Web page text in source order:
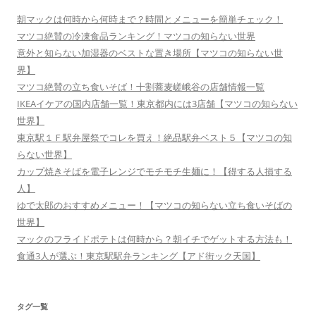
朝マックは何時から何時まで？時間とメニューを簡単チェック！
マツコ絶賛の冷凍食品ランキング！マツコの知らない世界
意外と知らない加湿器のベストな置き場所【マツコの知らない世
界】
マツコ絶賛の立ち食いそば！十割蕎麦嵯峨谷の店舗情報一覧
IKEAイケアの国内店舗一覧！東京都内には3店舗【マツコの知らない
世界】
東京駅１Ｆ駅弁屋祭でコレを買え！絶品駅弁ベスト５【マツコの知
らない世界】
カップ焼きそばを電子レンジでモチモチ生麺に！【得する人損する
人】
ゆで太郎のおすすめメニュー！【マツコの知らない立ち食いそばの
世界】
マックのフライドポテトは何時から？朝イチでゲットする方法も！
食通3人が選ぶ！東京駅駅弁ランキング【アド街ック天国】
タグ一覧